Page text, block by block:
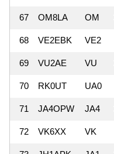
67 OM8LA OM
68 VE2EBK VE2
69 VU2AE VU
70 RK0UT UA0
71 JA4OPW JA4
72 VK6XX VK